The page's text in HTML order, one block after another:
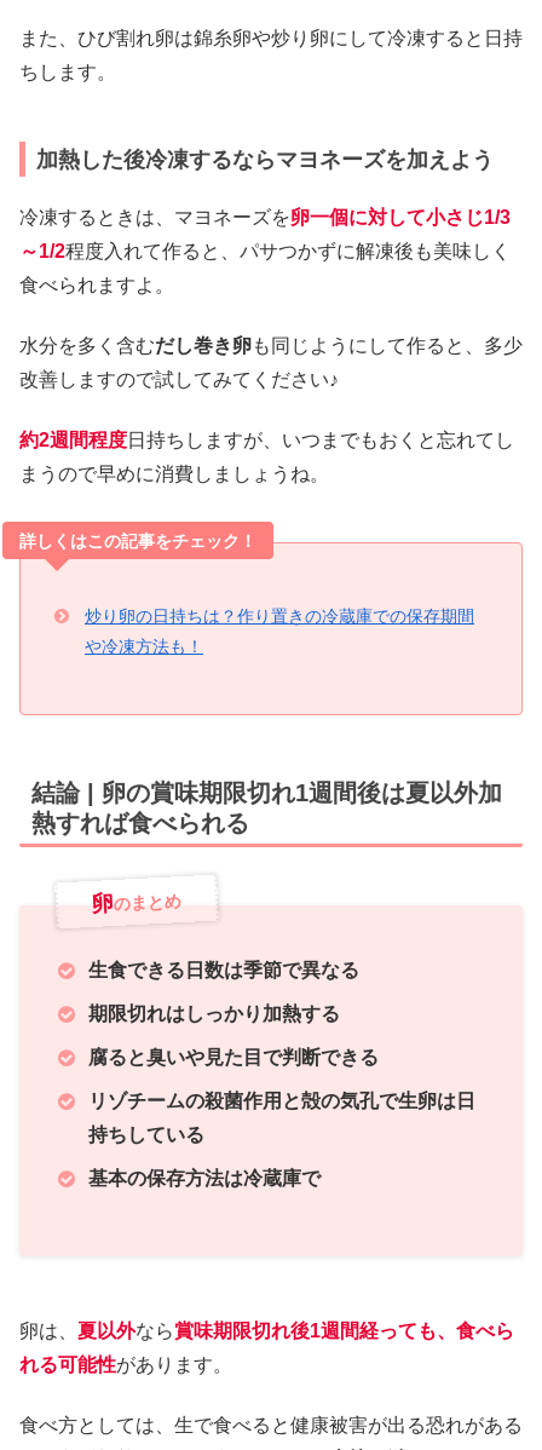
また、ひび割れ卵は錦糸卵や炒り卵にして冷凍すると日持
ちします。
加熱した後冷凍するならマヨネーズを加えよう
冷凍するときは、マヨネーズを卵一個に対して小さじ1/3
～1/2程度入れて作ると、パサつかずに解凍後も美味しく
食べられますよ。
水分を多く含むだし巻き卵も同じようにして作ると、多少
改善しますので試してみてください♪
約2週間程度日持ちしますが、いつまでもおくと忘れてし
まうので早めに消費しましょうね。
詳しくはこの記事をチェック！
炒り卵の日持ちは？作り置きの冷蔵庫での保存期間
や冷凍方法も！
結論 | 卵の賞味期限切れ1週間後は夏以外加
熱すれば食べられる
卵のまとめ
生食できる日数は季節で異なる
期限切れはしっかり加熱する
腐ると臭いや見た目で判断できる
リゾチームの殺菌作用と殻の気孔で生卵は日
持ちしている
基本の保存方法は冷蔵庫で
卵は、 夏以外なら賞味期限切れ後1週間経っても、食べら
れる可能性があります。
食べ方としては、生で食べると健康被害が出る恐れがある